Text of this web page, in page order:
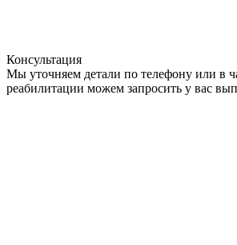
Консультация
Мы уточняем детали по телефону или в
реабилитации можем запросить у вас